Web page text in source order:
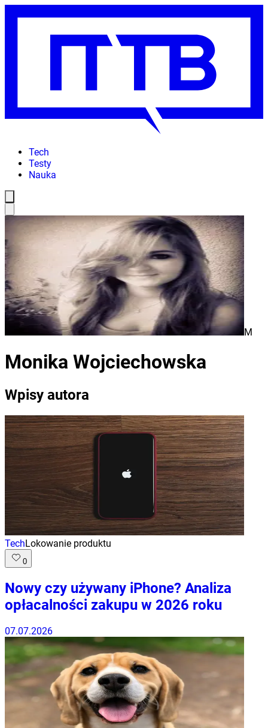
Tech
Testy
Nauka
M
Monika Wojciechowska
Wpisy autora
TechLokowanie produktu
0
Nowy czy używany iPhone? Analiza
opłacalności zakupu w 2026 roku
07.07.2026